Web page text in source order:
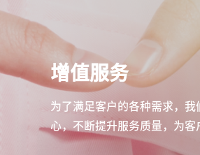
增值服务
为了满足客户的各种需求，
心，不断提升服务质量，为客